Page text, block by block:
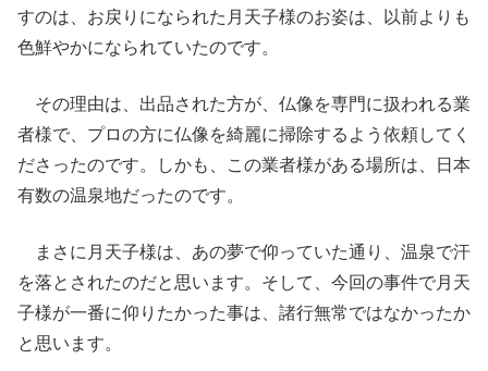
すのは、お戻りになられた月天子様のお姿は、以前よりも
色鮮やかになられていたのです。
その理由は、出品された方が、仏像を専門に扱われる業
者様で、プロの方に仏像を綺麗に掃除するよう依頼してく
ださったのです。しかも、この業者様がある場所は、日本
有数の温泉地だったのです。
まさに月天子様は、あの夢で仰っていた通り、温泉で汗
を落とされたのだと思います。そして、今回の事件で月天
子様が一番に仰りたかった事は、諸行無常ではなかったか
と思います。